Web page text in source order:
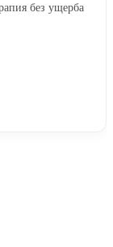
без ущерба